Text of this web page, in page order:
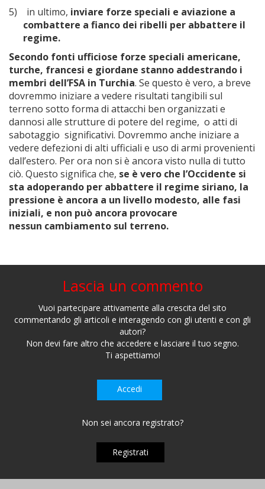
5)
in ultimo, inviare forze speciali e aviazione a
combattere a fianco dei ribelli per abbattere il
regime.
Secondo fonti ufficiose forze speciali americane,
turche, francesi e giordane stanno addestrando i
membri dell’FSA in Turchia. Se questo è vero, a breve
dovremmo iniziare a vedere risultati tangibili sul
terreno sotto forma di attacchi ben organizzati e
dannosi alle strutture di potere del regime, o atti di
sabotaggio significativi. Dovremmo anche iniziare a
vedere defezioni di alti ufficiali e uso di armi provenienti
dall’estero. Per ora non si è ancora visto nulla di tutto
ciò. Questo significa che, se è vero che l’Occidente si
sta adoperando per abbattere il regime siriano, la
pressione è ancora a un livello modesto, alle fasi
iniziali, e non può ancora provocare
nessun cambiamento sul terreno.
Lascia un commento
Vuoi partecipare attivamente alla crescita del sito
commentando gli articoli e interagendo con gli utenti e con gli
autori?
Non devi fare altro che accedere e lasciare il tuo segno.
Ti aspettiamo!
Accedi
Non sei ancora registrato?
Registrati